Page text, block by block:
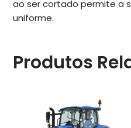
ao ser cortado permite a
uniforme.
Produtos